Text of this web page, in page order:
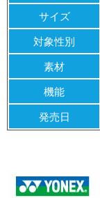
サイズ
対象性別
素材
機能
発売日